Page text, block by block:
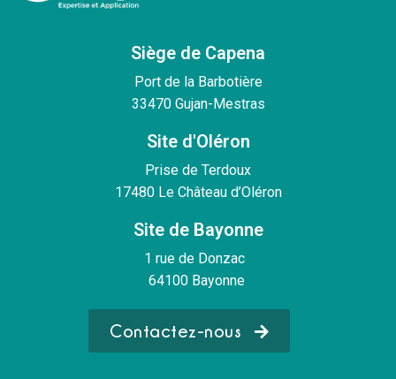
Siège de Capena
Port de la Barbotière
33470 Gujan-Mestras
Site d'Oléron
Prise de Terdoux
17480 Le Château d’Oléron
Site de Bayonne
1 rue de Donzac
64100 Bayonne
Contactez-nous